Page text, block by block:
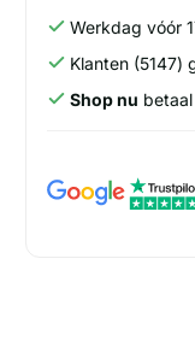
Werkdag vóór
Klanten (5147)
Shop nu